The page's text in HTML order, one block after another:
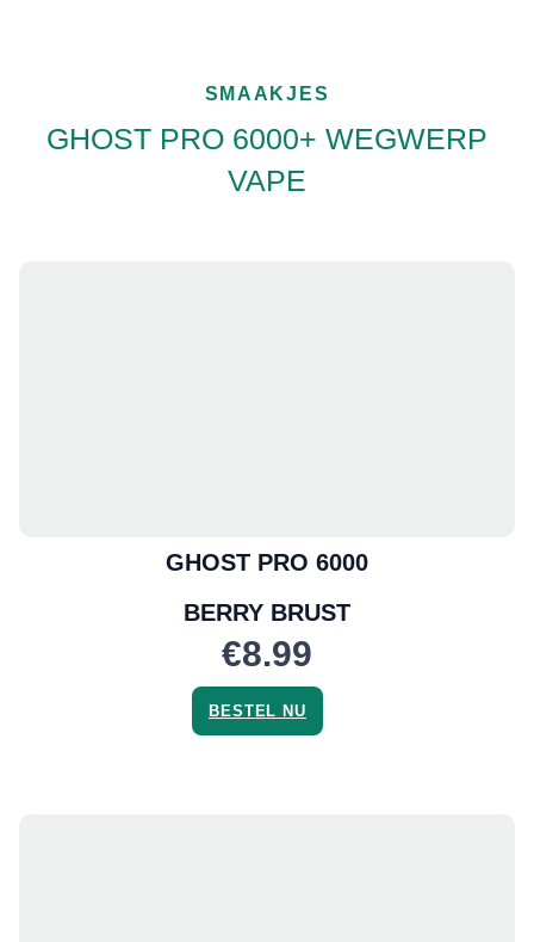
SMAAKJES
GHOST PRO 6000+ WEGWERP
VAPE
GHOST PRO 6000
BERRY BRUST
€8.99
BESTEL NU